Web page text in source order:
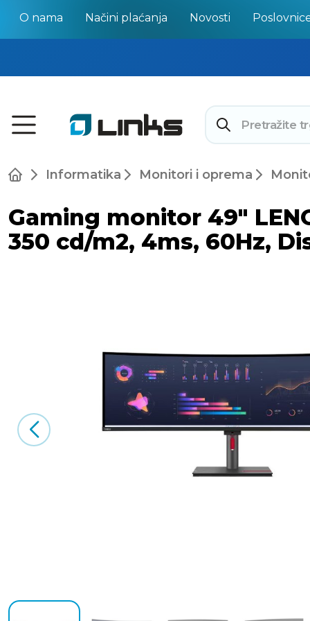
O nama Načini plaćanja Novosti
Informatika Monitori i oprema
Gaming monitor 49"
350 cd/m2, 4ms, 60Hz,